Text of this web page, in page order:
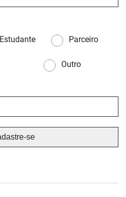
Estudante Parceiro
Outro